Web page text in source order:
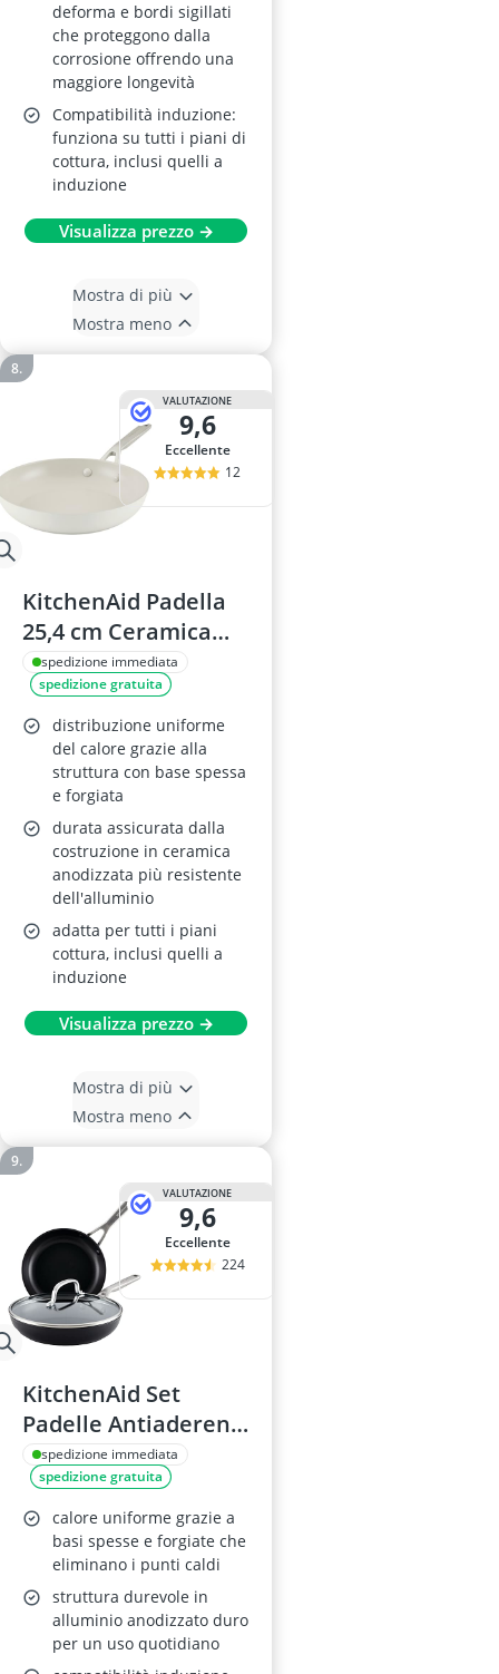
deforma e bordi sigillati
che proteggono dalla
corrosione offrendo una
maggiore longevità
Compatibilità induzione:
funziona su tutti i piani di
cottura, inclusi quelli a
induzione
Visualizza prezzo →
Mostra di più
Mostra meno
VALUTAZIONE
9,6
Eccellente
12
KitchenAid Padella
25,4 cm Ceramica
Anodizzata
spedizione immediata
spedizione gratuita
distribuzione uniforme
del calore grazie alla
struttura con base spessa
e forgiata
durata assicurata dalla
costruzione in ceramica
anodizzata più resistente
dell'alluminio
adatta per tutti i piani
cottura, inclusi quelli a
induzione
Visualizza prezzo →
Mostra di più
Mostra meno
VALUTAZIONE
9,6
Eccellente
224
KitchenAid Set
Padelle Antiaderenti
3 Pezzi
spedizione immediata
spedizione gratuita
calore uniforme grazie a
basi spesse e forgiate che
eliminano i punti caldi
struttura durevole in
alluminio anodizzato duro
per un uso quotidiano